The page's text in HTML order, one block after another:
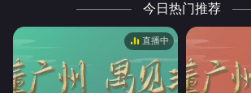
今日热门推荐
直播中